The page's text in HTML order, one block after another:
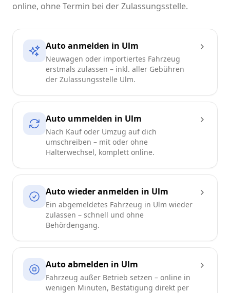
online, ohne Termin bei der Zulassungsstelle.
Auto anmelden in Ulm
Neuwagen oder importiertes Fahrzeug
erstmals zulassen – inkl. aller Gebühren
der Zulassungsstelle Ulm.
Auto ummelden in Ulm
Nach Kauf oder Umzug auf dich
umschreiben – mit oder ohne
Halterwechsel, komplett online.
Auto wieder anmelden in Ulm
Ein abgemeldetes Fahrzeug in Ulm wieder
zulassen – schnell und ohne
Behördengang.
Auto abmelden in Ulm
Fahrzeug außer Betrieb setzen – online in
wenigen Minuten, Bestätigung direkt per